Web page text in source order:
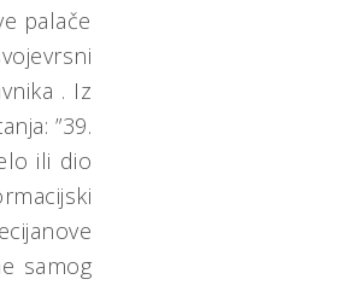
palače
. Iz
”39.
ili dio
samog